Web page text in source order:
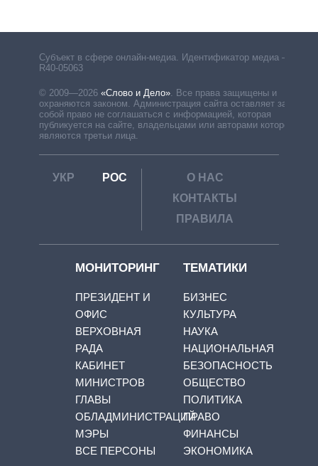
Субъект в сфере онлайн-медиа. Идентификатор медиа –
R40-05063
© 2009—2026 «Слово и Дело» Все права защищены и
охраняются законом. Администрация сайта оставляет за
собой право не соглашаться с информацией, которая
публикуется на сайте, владельцами или авторами которой
являются третьи лица.
УКР РОС
О НАС
КОНТАКТЫ
ПРАВИЛА
МОНИТОРИНГ
ПРЕЗИДЕНТ И
ОФИС
ВЕРХОВНАЯ
РАДА
КАБИНЕТ
МИНИСТРОВ
ГЛАВЫ
ОБЛАДМИНИСТРАЦИЙ
МЭРЫ
ВСЕ ПЕРСОНЫ
ТЕМАТИКИ
БИЗНЕС
КУЛЬТУРА
НАУКА
НАЦИОНАЛЬНАЯ
БЕЗОПАСНОСТЬ
ОБЩЕСТВО
ПОЛИТИКА
ПРАВО
ФИНАНСЫ
ЭКОНОМИКА